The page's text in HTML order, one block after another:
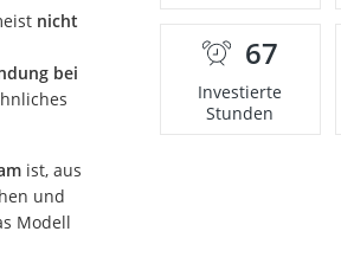
nicht
bei
ist, aus
und
Modell
67
Investierte
Stunden